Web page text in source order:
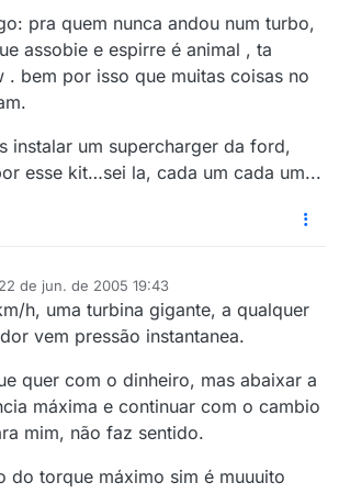
pra quem nunca andou num turbo,
assobie e espirre é animal , ta
. bem por isso que muitas coisas no
instalar um supercharger da ford,
esse kit…sei la, cada um cada um...
22 de jun. de 2005 19:43
h, uma turbina gigante, a qualquer
vem pressão instantanea.
quer com o dinheiro, mas abaixar a
máxima e continuar com o cambio
mim, não faz sentido.
do torque máximo sim é muuuito